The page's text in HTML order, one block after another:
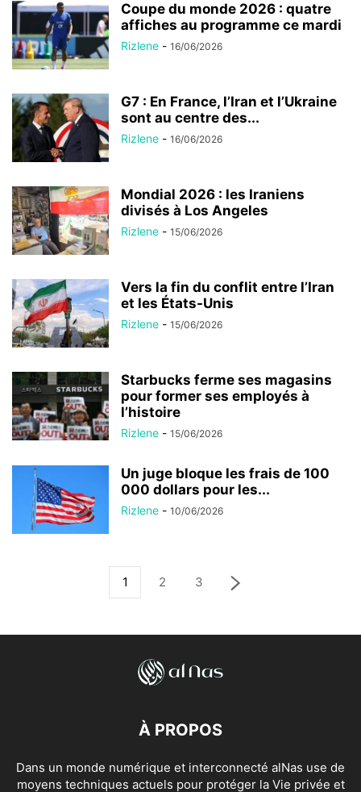
Coupe du monde 2026 : quatre
affiches au programme ce mardi
Rizlene - 16/06/2026
G7 : En France, l’Iran et l’Ukraine
sont au centre des...
Rizlene - 16/06/2026
Mondial 2026 : les Iraniens
divisés à Los Angeles
Rizlene - 15/06/2026
Vers la fin du conflit entre l’Iran
et les États-Unis
Rizlene - 15/06/2026
Starbucks ferme ses magasins
pour former ses employés à
l’histoire
Rizlene - 15/06/2026
Un juge bloque les frais de 100
000 dollars pour les...
Rizlene - 10/06/2026
1 2 3
À PROPOS
Dans un monde numérique et interconnecté alNas use de
moyens techniques actuels pour protéger la Vie privée et